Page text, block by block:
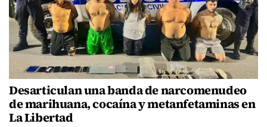
Desarticulan una banda de narcomenudeo
de marihuana, cocaína y metanfetaminas en
La Libertad